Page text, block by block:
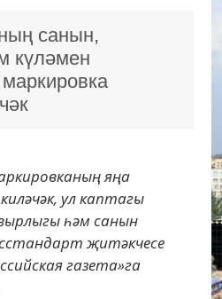
санын,
күләмен
яңа
ул каптагы
һәм санын
җитәкчесе
газета»га